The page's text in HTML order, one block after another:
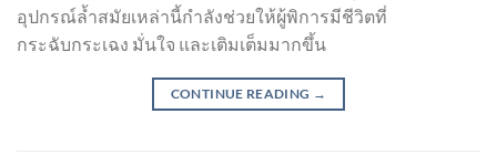
อุปกรณ์ล้ำสมัยเหล่านี้กำลังช่วยให้ผู้พิการมีชีวิตที่
กระฉับกระเฉง มั่นใจ และเติมเต็มมากขึ้น
CONTINUE READING →